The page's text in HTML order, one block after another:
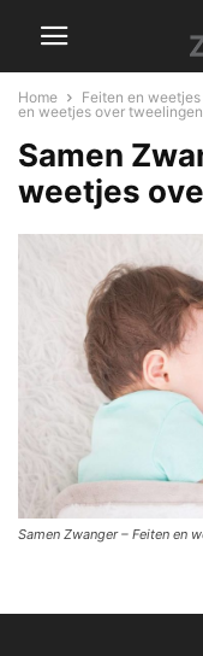
Home Feiten en
en weetjes over tweelingen
Samen
weetjes
Samen Zwanger – Feiten en